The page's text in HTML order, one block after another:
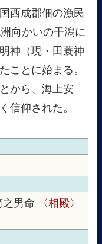
西成郡佃の漁民
向かいの干潟に
神（現・田蓑神
ことに始まる。
から、海上安
信仰された。
男命
〈相殿〉